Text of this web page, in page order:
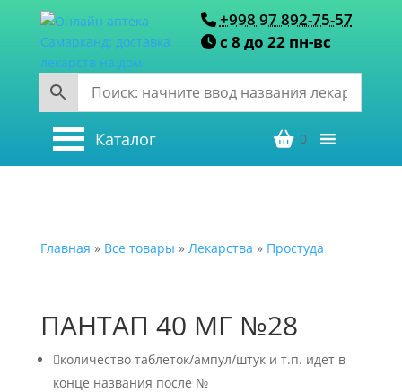
+998 97 892-75-57
с 8 до 22 пн-вс
Каталог 0
Главная » Все товары » Лекарства » Простуда
ПАНТАП 40 МГ №28
количество таблеток/ампул/штук и т.п. идет в
конце названия после №